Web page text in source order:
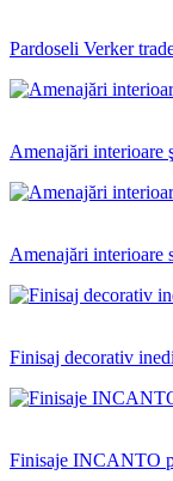
Pardoseli Verker
Amenajări interioare
Amenajări interioare
Finisaj decorativ
Finisaje INCANTO